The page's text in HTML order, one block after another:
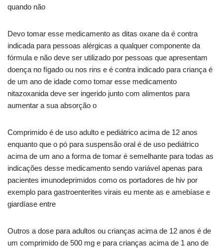
quando não
Devo tomar esse medicamento as ditas oxane da é contra
indicada para pessoas alérgicas a qualquer componente da
fórmula e não deve ser utilizado por pessoas que apresentam
doença no fígado ou nos rins e é contra indicado para criança é
de um ano de idade como tomar esse medicamento
nitazoxanida deve ser ingerido junto com alimentos para
aumentar a sua absorção o
Comprimido é de uso adulto e pediátrico acima de 12 anos
enquanto que o pó para suspensão oral é de uso pediátrico
acima de um ano a forma de tomar é semelhante para todas as
indicações desse medicamento sendo variável apenas para
pacientes imunodeprimidos como os portadores de hiv por
exemplo para gastroenterites virais eu mente as e amebíase e
giardíase entre
Outros a dose para adultos ou crianças acima de 12 anos é de
um comprimido de 500 mg e para crianças acima de 1 ano de